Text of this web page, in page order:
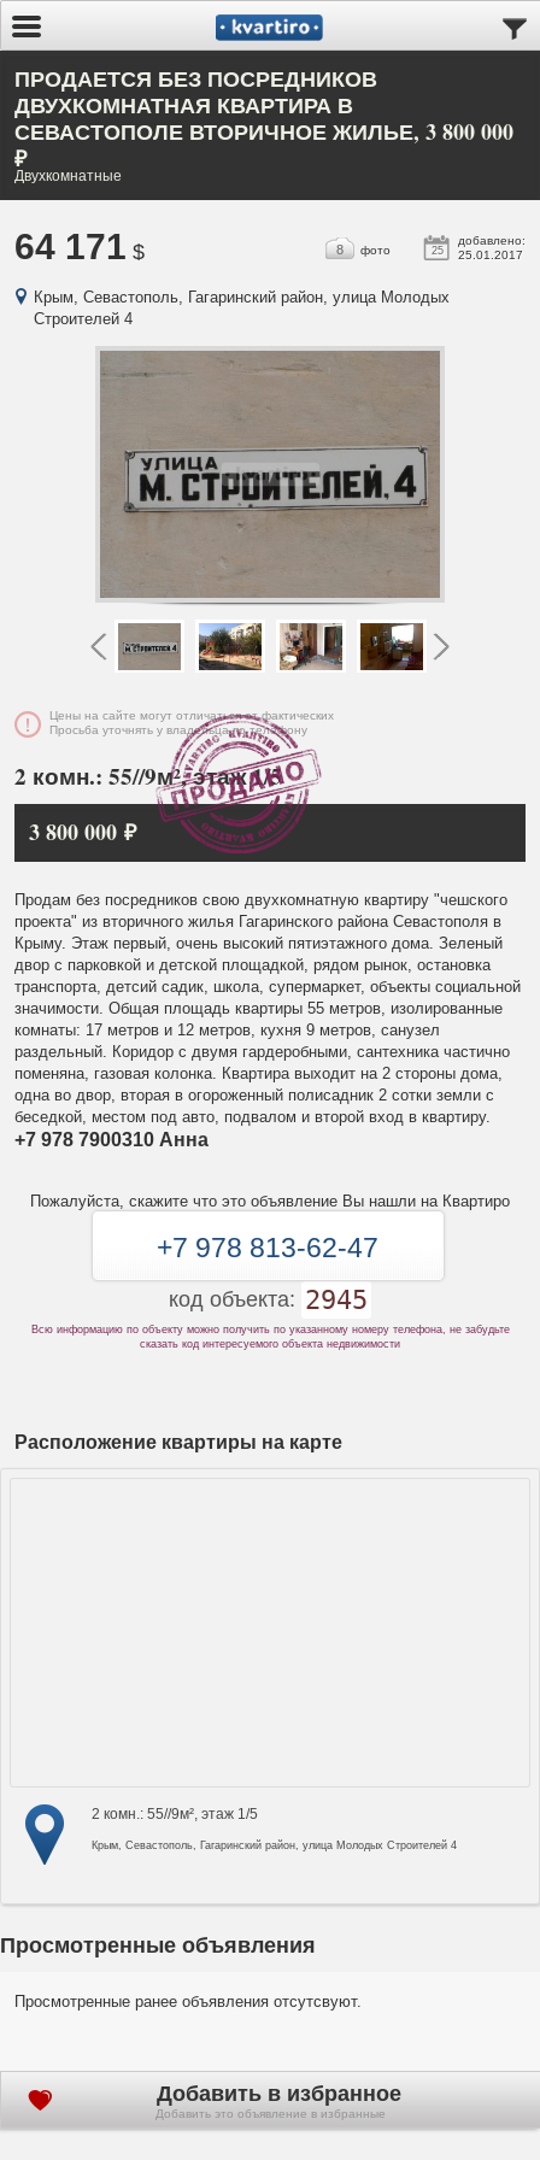
ПРОДАЕТСЯ БЕЗ ПОСРЕДНИКОВ
ДВУХКОМНАТНАЯ КВАРТИРА В
СЕВАСТОПОЛЕ ВТОРИЧНОЕ ЖИЛЬЕ, 3 800 000
₽
Двухкомнатные
64 171 $ 25
добавлено:
25.01.2017
8 фото
Крым, Севастополь, Гагаринский район, улица Молодых
Строителей 4
Цены на сайте могут отличаться от фактических
Просьба уточнять у владельца по телефону
2 комн.: 55//9м², этаж 1/5
3 800 000 ₽
Продам без посредников свою двухкомнатную квартиру "чешского
проекта" из вторичного жилья Гагаринского района Севастополя в
Крыму. Этаж первый, очень высокий пятиэтажного дома. Зеленый
двор с парковкой и детской площадкой, рядом рынок, остановка
транспорта, детсий садик, школа, супермаркет, объекты социальной
значимости. Общая площадь квартиры 55 метров, изолированные
комнаты: 17 метров и 12 метров, кухня 9 метров, санузел
раздельный. Коридор с двумя гардеробными, сантехника частично
поменяна, газовая колонка. Квартира выходит на 2 стороны дома,
одна во двор, вторая в огороженный полисадник 2 сотки земли с
беседкой, местом под авто, подвалом и второй вход в квартиру.
+7 978 7900310 Анна
Пожалуйста, скажите что это объявление Вы нашли на Квартиро
+7 978 813-62-47
код объекта: 2945
Всю информацию по объекту можно получить по указанному номеру телефона, не забудьте
сказать код интересуемого объекта недвижимости
Расположение квартиры на карте
2 комн.: 55//9м², этаж 1/5
Крым, Севастополь, Гагаринский район, улица Молодых Строителей 4
Просмотренные объявления
Просмотренные ранее объявления отсутсвуют.
Добавить в избранное
Добавить это объявление в избранные